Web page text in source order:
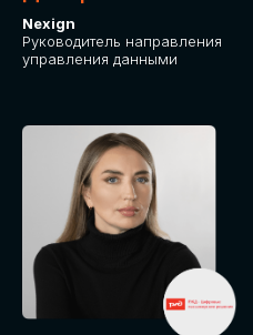
Nexign
Руководитель направления
управления данными